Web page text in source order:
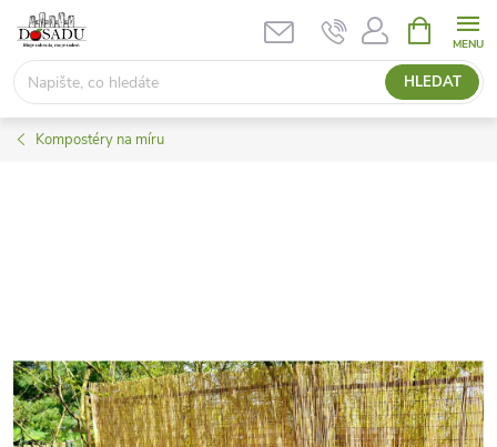
Přejít
obsah
HLEDAT
NÁKUPNÍ
KOŠÍK
Kompostéry na míru